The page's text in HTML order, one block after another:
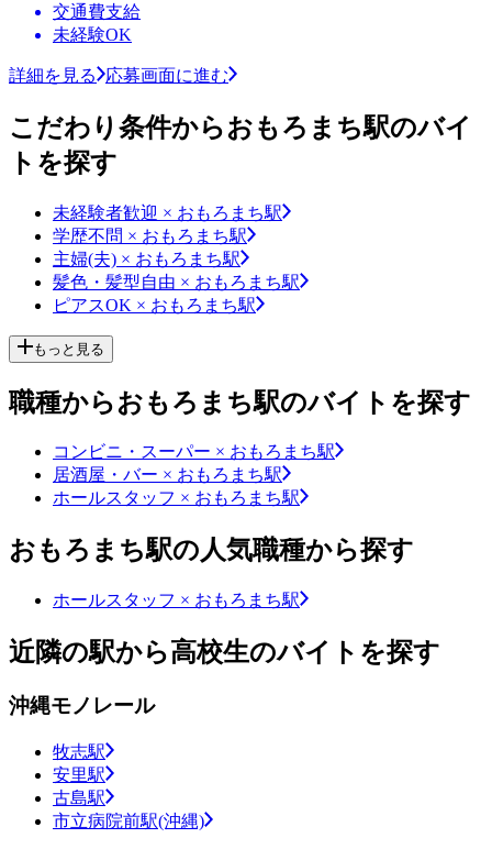
交通費支給
未経験OK
詳細を見る 応募画面に進む
こだわり条件からおもろまち駅のバイ
トを探す
未経験者歓迎 × おもろまち駅
学歴不問 × おもろまち駅
主婦(夫) × おもろまち駅
髪色・髪型自由 × おもろまち駅
ピアスOK × おもろまち駅
もっと見る
職種からおもろまち駅のバイトを探す
コンビニ・スーパー × おもろまち駅
居酒屋・バー × おもろまち駅
ホールスタッフ × おもろまち駅
おもろまち駅の人気職種から探す
ホールスタッフ × おもろまち駅
近隣の駅から高校生のバイトを探す
沖縄モノレール
牧志駅
安里駅
古島駅
市立病院前駅(沖縄)